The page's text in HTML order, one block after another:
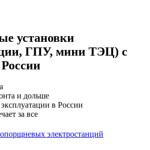
установки
ГПУ, мини ТЭЦ) с
и дольше
в России
за все
электростанций